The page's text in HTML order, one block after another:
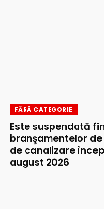
FĂRĂ CATEGORIE
Este suspendată
branşamentelor
de canalizare
august 2026